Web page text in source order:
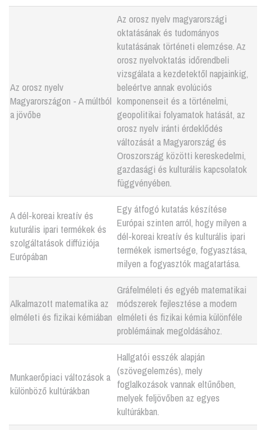
Az orosz nyelv
Magyarországon - A múltból
a jövőbe
Az orosz nyelv magyarországi
oktatásának és tudományos
kutatásának történeti elemzése. Az
orosz nyelvoktatás időrendbeli
vizsgálata a kezdetektől napjainkig,
beleértve annak evolúciós
komponenseit és a történelmi,
geopolitikai folyamatok hatását, az
orosz nyelv iránti érdeklődés
változását a Magyarország és
Oroszország közötti kereskedelmi,
gazdasági és kulturális kapcsolatok
függvényében.
A dél-koreai kreatív és
kuturális ipari termékek és
szolgáltatások diffúziója
Európában
Egy átfogó kutatás készítése
Európai szinten arról, hogy milyen a
dél-koreai kreatív és kulturális ipari
termékek ismertsége, fogyasztása,
milyen a fogyasztók magatartása.
Alkalmazott matematika az
elméleti és fizikai kémiában
Gráfelméleti és egyéb matematikai
módszerek fejlesztése a modern
elméleti és fizikai kémia különféle
problémáinak megoldásához.
Munkaerőpiaci változások a
különböző kultúrákban
Hallgatói esszék alapján
(szövegelemzés), mely
foglalkozások vannak eltűnőben,
melyek feljövőben az egyes
kultúrákban.